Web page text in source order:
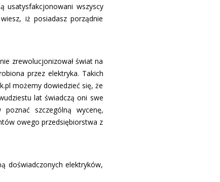
usatysfakcjonowani wszyscy
iż posiadasz porządnie
zrewolucjonizował świat na
przez elektryka. Takich
możemy dowiedzieć się, że
lat świadczą oni swe
szczególną wycenę,
owego przedsiębiorstwa z
doświadczonych elektryków,